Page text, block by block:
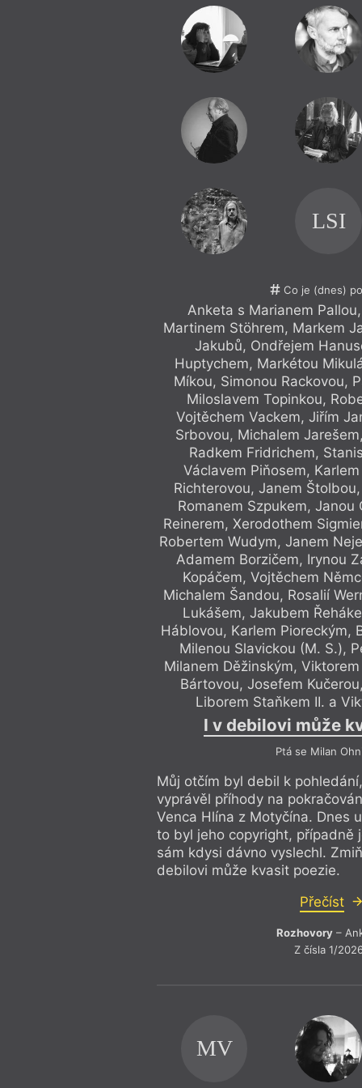
LSI
Co je (dnes)
Anketa s Marianem
Martinem Stöhrem, Markem
Jakubů, Ondřejem
Huptychem, Markétou
Míkou, Simonou Rackovou,
Miloslavem Topinkou,
Vojtěchem Vackem, Jiřím
Srbovou, Michalem
Radkem Fridrichem,
Václavem Piňosem,
Richterovou, Janem
Romanem Szpukem,
Reinerem, Xerodothem
Robertem Wudym, Janem
Adamem Borzičem, Irynou
Kopáčem, Vojtěchem
Michalem Šandou, Rosalií
Lukášem, Jakubem
Háblovou, Karlem Pioreckým,
Milenou Slavickou (M. S.),
Milanem Děžinským,
Bártovou, Josefem
Liborem Staňkem II. a
I v debilovi může
Ptá se Milan
Můj otčím byl debil k
vyprávěl příhody na
Venca Hlína z Motyčína. Dnes
to byl jeho copyright, případně
sám kdysi dávno vyslechl.
debilovi může kvasit poezie.
Přečíst
Rozhovory –
Z čísla 1/
MV